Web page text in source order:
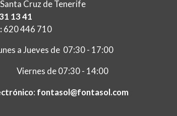
Cruz de Tenerife
13 41
620 446 710
a Jueves de 07:30 - 17:00
de 07:30 - 14:00
: fontasol@fontasol.comç